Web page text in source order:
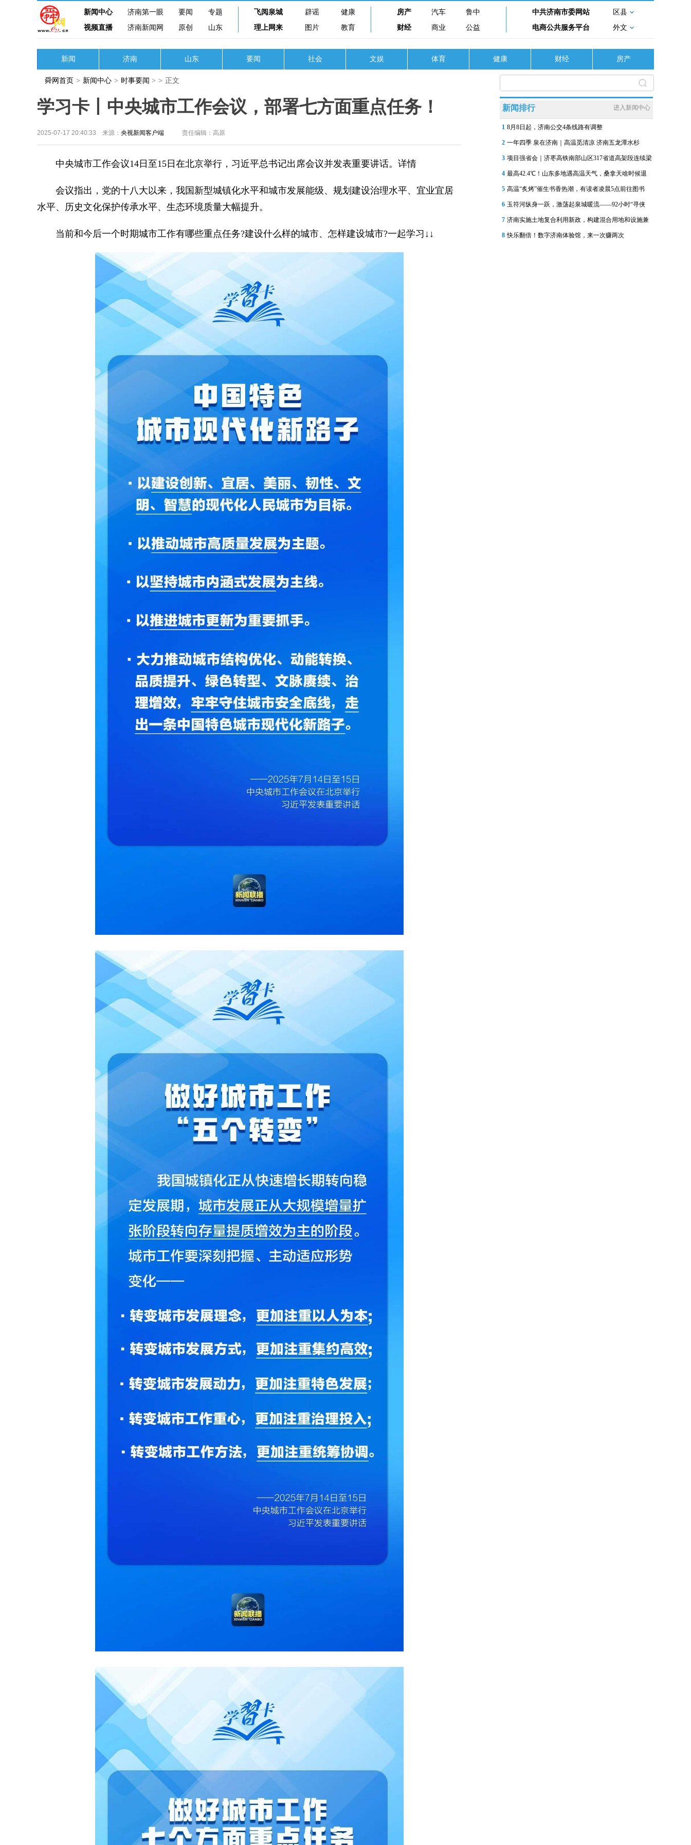
新闻中心 济南第一眼 要闻
专题
视频直播
济南新闻网 原创 山东
飞阅泉城 辟谣
健康
理上网来
图片 教育
房产 汽车
鲁中
财经
商业 公益
中共济南市委网站
区县
电商公共服务平台
外文
新闻 济南 山东 要闻 社会 文娱 体育 健康 财经 房产
舜网首页 > 新闻中心 > 时事要闻 > > 正文
学习卡丨中央城市工作会议，部署七方面重点任务！
2025-07-17 20:40:33 来源： 央视新闻客户端 责任编辑：高原
中央城市工作会议14日至15日在北京举行，习近平总书记出席会议并发表重要讲话。详情
会议指出，党的十八大以来，我国新型城镇化水平和城市发展能级、规划建设治理水平、宜业宜居
水平、历史文化保护传承水平、生态环境质量大幅提升。
当前和今后一个时期城市工作有哪些重点任务?建设什么样的城市、怎样建设城市?一起学习↓↓
新闻排行 进入新闻中心
1 8月8日起，济南公交4条线路有调整
2 一年四季 泉在济南｜高温觅清凉 济南五龙潭水杉
3 项目强省会｜济枣高铁南部山区317省道高架段连续梁
4 最高42.4℃！山东多地遇高温天气，桑拿天啥时候退
5 高温“炙烤”催生书香热潮，有读者凌晨5点前往图书
6 玉符河纵身一跃，激荡起泉城暖流——92小时“寻侠
7 济南实施土地复合利用新政，构建混合用地和设施兼
8 快乐翻倍！数字济南体验馆，来一次赚两次